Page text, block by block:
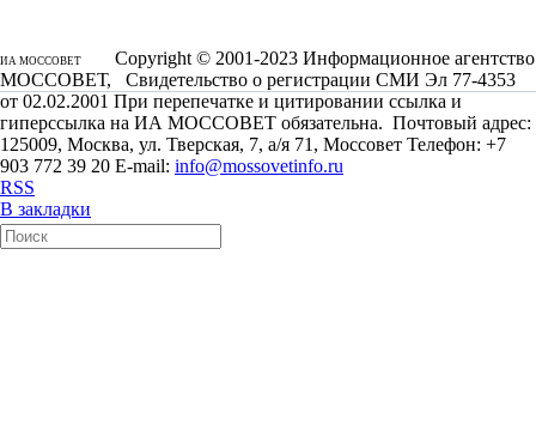
ИА МОССОВЕТ
Copyright © 2001-2023 Информационное агентство
МОССОВЕТ, Свидетельство о регистрации СМИ Эл 77-4353
от 02.02.2001 При перепечатке и цитировании ссылка и
гиперссылка на ИА МОССОВЕТ обязательна. Почтовый адрес:
125009, Москва, ул. Тверская, 7, а/я 71, Моссовет Телефон: +7
903 772 39 20 E-mail: info@mossovetinfo.ru
RSS
В закладки